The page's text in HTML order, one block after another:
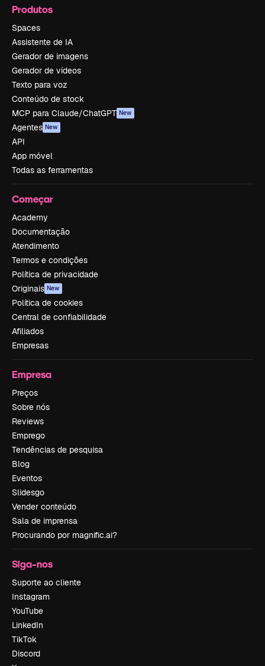
Produtos
Spaces
Assistente de IA
Gerador de imagens
Gerador de vídeos
Texto para voz
Conteúdo de stock
MCP para Claude/ChatGPT New
Agentes New
API
App móvel
Todas as ferramentas
Começar
Academy
Documentação
Atendimento
Termos e condições
Política de privacidade
Originais New
Política de cookies
Central de confiabilidade
Afiliados
Empresas
Empresa
Preços
Sobre nós
Reviews
Emprego
Tendências de pesquisa
Blog
Eventos
Slidesgo
Vender conteúdo
Sala de imprensa
Procurando por magnific.ai?
Siga-nos
Suporte ao cliente
Instagram
YouTube
LinkedIn
TikTok
Discord